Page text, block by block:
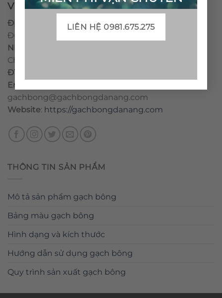
LIÊN HỆ 0981.675.275
VPĐD - CTY TNHH GẠCH BÔNG VIỆT NAM
Địa chỉ:
CCN Quán Lát, Xã Đức Chánh, Huyện Mộ
Đức, Tỉnh Quảng Ngãi
Nhà máy miền trung:
Chánh, Huyện Mộ Đức, Tỉnh Quảng Ngãi, Việt Nam
ĐT
Email
gachbong@gachbongdanang.com
Website: https://gachbongdanang.com
THÔNG TIN SẢN PHẨM
Mô tả sản phẩm gạch bông
Bảng màu gạch bông
Hình dạng và kích thước
Hướng dẫn sử dụng gạch bông
Quy trình sản xuất gạch bông